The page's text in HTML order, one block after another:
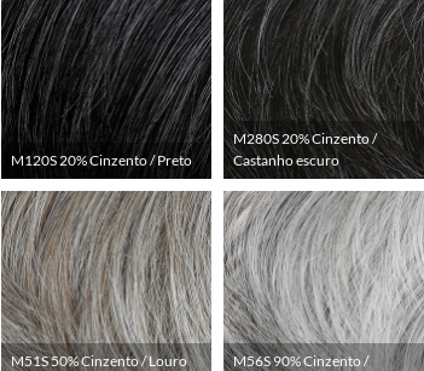
M120S 20% Cinzento / Preto
M280S 20% Cinzento /
Castanho escuro
M51S 50% Cinzento / Louro
M56S 90% Cinzento /